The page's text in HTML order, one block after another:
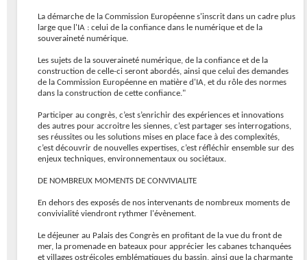
La démarche de la Commission Européenne s'inscrit dans un cadre plus
large que l'IA : celui de la confiance dans le numérique et de la
souveraineté numérique.
Les sujets de la souveraineté numérique, de la confiance et de la
construction de celle-ci seront abordés, ainsi que celui des demandes
de la Commission Européenne en matière d'IA, et du rôle des normes
dans la construction de cette confiance."
Participer au congrès, c’est s’enrichir des expériences et innovations
des autres pour accroitre les siennes, c’est partager ses interrogations,
ses réussites ou les solutions mises en place face à des complexités,
c’est découvrir de nouvelles expertises, c’est réfléchir ensemble sur des
enjeux techniques, environnementaux ou sociétaux.
DE NOMBREUX MOMENTS DE CONVIVIALITE
En dehors des exposés de nos intervenants de nombreux moments de
convivialité viendront rythmer l'évènement.
Le déjeuner au Palais des Congrès en profitant de la vue du front de
mer, la promenade en bateaux pour apprécier les cabanes tchanquées
et villages ostréicoles emblématiques du bassin, ainsi que la charmante